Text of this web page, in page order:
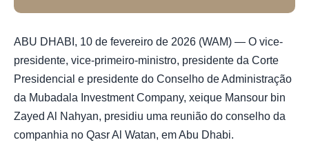
ABU DHABI, 10 de fevereiro de 2026 (WAM) — O vice-
presidente, vice-primeiro-ministro, presidente da Corte
Presidencial e presidente do Conselho de Administração
da Mubadala Investment Company, xeique Mansour bin
Zayed Al Nahyan, presidiu uma reunião do conselho da
companhia no Qasr Al Watan, em Abu Dhabi.